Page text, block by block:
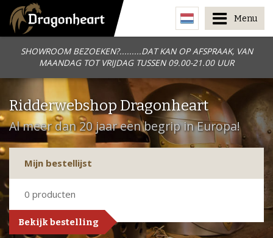
SHOWROOM BEZOEKEN?.........DAT KAN OP AFSPRAAK, VAN
MAANDAG TOT VRIJDAG TUSSEN 09.00-21.00 UUR
Menu
Ridderwebshop Dragonheart
Al meer dan 20 jaar een begrip in Europa!
Mijn bestellijst
0 producten
Bekijk bestelling